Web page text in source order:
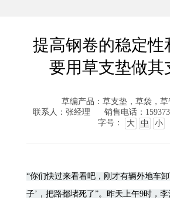
提高钢卷的稳定性
要用草支垫做其
草编产品：草支垫，草袋，
联系人：张经理
销售电话：
字号：
大 中 小
“你们快过来看看吧，刚才有辆外地车
子’，把路都堵死了”。昨天上午9时，